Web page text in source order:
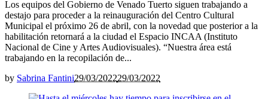
Los equipos del Gobierno de Venado Tuerto siguen trabajando a
destajo para proceder a la reinauguración del Centro Cultural
Municipal el próximo 26 de abril, con la novedad que posterior a la
habilitación retornará a la ciudad el Espacio INCAA (Instituto
Nacional de Cine y Artes Audiovisuales). “Nuestra área está
trabajando en la recopilación de...
by Sabrina Fantini29/03/202229/03/2022